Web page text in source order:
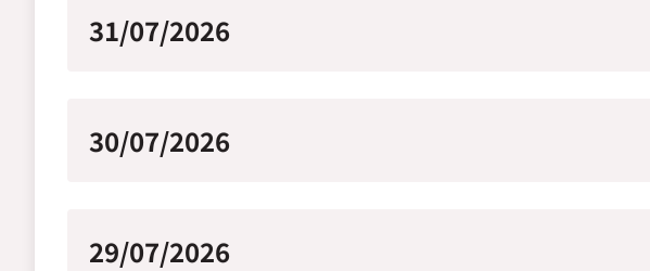
31/07/2026
30/07/2026
29/07/2026